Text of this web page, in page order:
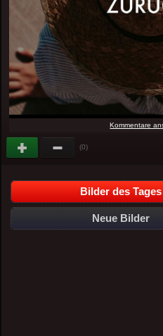
Kommentare
(0)
Bilder des Tages
Neue Bilder